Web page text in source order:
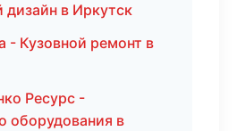
в Иркутск
Кузовной ремонт в
Ресурс -
оборудования в